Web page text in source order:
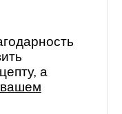
а
вашем